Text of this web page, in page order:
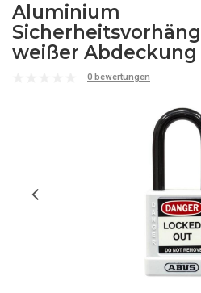
Aluminium
weißer Abdeckung
0 bewertungen